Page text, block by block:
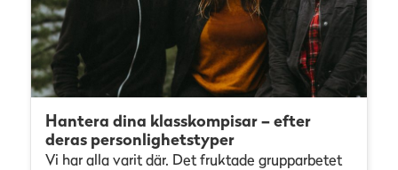
Hantera dina klasskompisar – efter
deras personlighetstyper
Vi har alla varit där. Det fruktade grupparbetet